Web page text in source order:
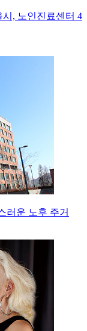
시, 노인진료센터 4
러운 노후 주거